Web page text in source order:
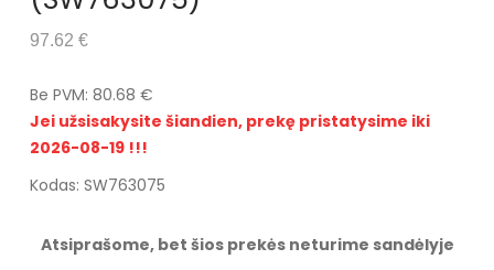
97.62 €
Be PVM: 80.68 €
Jei užsisakysite šiandien, prekę pristatysime iki
2026-08-19 !!!
Kodas: SW763075
Atsiprašome, bet šios prekės neturime sandėlyje